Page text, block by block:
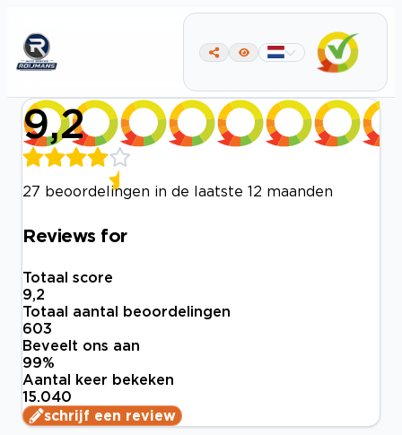
9,2
27 beoordelingen in de laatste 12 maanden
Reviews for
Totaal score
9,2
Totaal aantal beoordelingen
603
Beveelt ons aan
99%
Aantal keer bekeken
15.040
schrijf een review